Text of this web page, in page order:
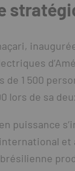
de 1 500
lors de sa
puissance